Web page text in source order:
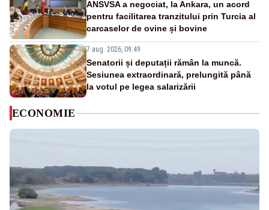
ANSVSA a negociat, la Ankara, un acord
pentru facilitarea tranzitului prin Turcia al
carcaselor de ovine și bovine
7 aug. 2026, 09:49
Senatorii și deputații rămân la muncă.
Sesiunea extraordinară, prelungită până
la votul pe legea salarizării
ECONOMIE